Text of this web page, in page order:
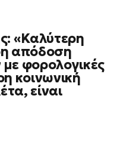
«Καλύτερη
απόδοση
φορολογικές
κοινωνική
είναι